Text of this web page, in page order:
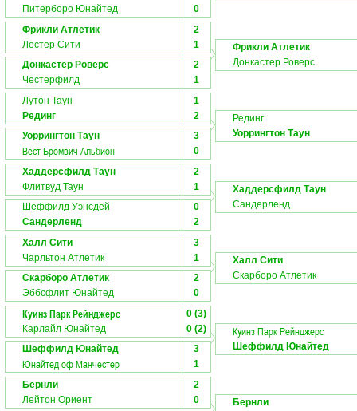
Питерборо Юнайтед
0
Фрикли Атлетик
2
Лестер Сити
1
Донкастер Роверс
2
Честерфилд
1
Фрикли Атлетик
Донкастер Роверс
Лутон Таун
1
Рединг
2
Уоррингтон Таун
3
Вест Бромвич Альбион 0
Рединг
Уоррингтон Таун
Хаддерсфилд Таун
2
Флитвуд Таун
1
Шеффилд Уэнсдей
0
Сандерленд
2
Хаддерсфилд Таун
Сандерленд
Халл Сити
3
Чарльтон Атлетик
1
Скарборо Атлетик
2
Эббсфлит Юнайтед
0
Халл Сити
Скарборо Атлетик
Куинз Парк Рейнджерс
0 (3)
Карлайл Юнайтед
0 (2)
Шеффилд Юнайтед
3
Юнайтед оф Манчестер 1
Куинз Парк Рейнджерс
Шеффилд Юнайтед
Бернли
2
Лейтон Ориент
0
Бернли